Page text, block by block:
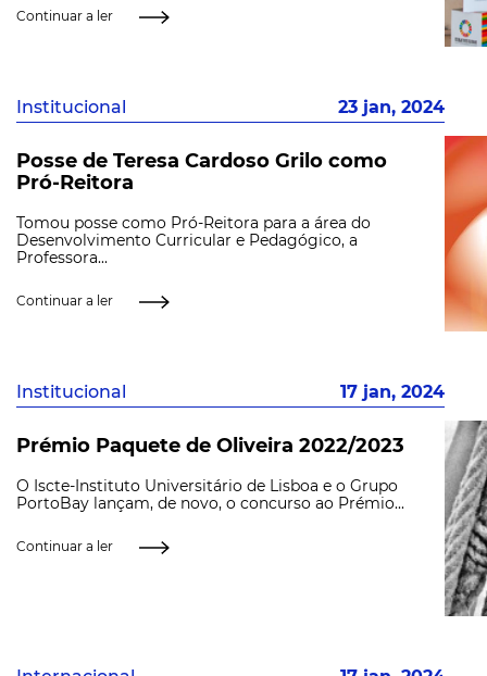
Continuar a ler
Institucional 23 jan, 2024
Posse de Teresa Cardoso Grilo como
Pró-Reitora
Tomou posse como Pró-Reitora para a área do
Desenvolvimento Curricular e Pedagógico, a
Professora...
Continuar a ler
Institucional 17 jan, 2024
Prémio Paquete de Oliveira 2022/2023
O Iscte-Instituto Universitário de Lisboa e o Grupo
PortoBay lançam, de novo, o concurso ao Prémio...
Continuar a ler